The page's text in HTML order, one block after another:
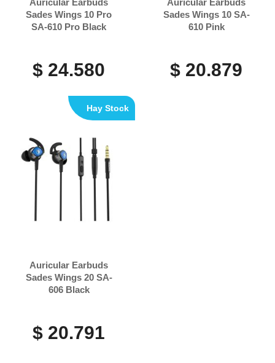
Auricular Earbuds
Sades Wings 10 Pro
SA-610 Pro Black
$ 24.580
Auricular Earbuds
Sades Wings 10 SA-
610 Pink
$ 20.879
Auricular Earbuds
Sades Wings 20 SA-
606 Black
$ 20.791
Hay Stock